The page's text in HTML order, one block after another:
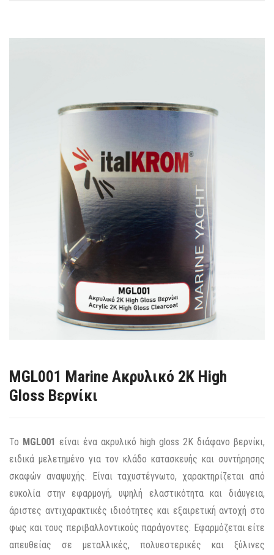
MGL001 Marine Ακρυλικό 2Κ High
Gloss Βερνίκι
Το ΜGL001 είναι ένα ακρυλικό high gloss 2Κ διάφανο βερνίκι,
ειδικά μελετημένο για τον κλάδο κατασκευής και συντήρησης
σκαφών αναψυχής. Είναι ταχυστέγνωτο, χαρακτηρίζεται από
ευκολία στην εφαρμογή, υψηλή ελαστικότητα και διάυγεια,
άριστες αντιχαρακτικές ιδιοότητες και εξαιρετική αντοχή στο
φως και τους περιβαλλοντικούς παράγοντες. Εφαρμόζεται είτε
απευθείας σε μεταλλικές, πολυεστερικές και ξύλινες